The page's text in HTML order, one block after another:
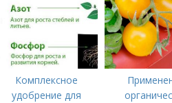
Комплексное
удобрение для